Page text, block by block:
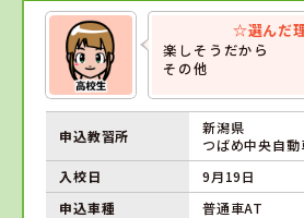
☆選んだ
楽しそうだから
その他
申込教習所
新潟県
つばめ中央自動
入校日
9月19日
申込車種
普通車AT